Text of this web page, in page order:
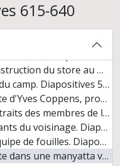
615-640
du site. Diapositives 522-525
Diapositives 526-527
des carrés et détails de matériel lithique et osseux. Diapositives 528-556 ter
store au Maasai Rural Training Center. Diapositives 565-566
camp. Diapositives 567-572
Coppens, professeur au Collège de France. Diapositives 573-574
membres de l'équipe de fouilles. Diapositives 575-603
du voisinage. Diapositives 604-607
de fouilles. Diapositives 608-614
manyatta voisine et fête avec les Masaï. Diapositives 615-640